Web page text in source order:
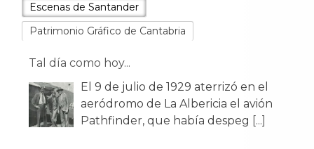
Escenas de Santander
Patrimonio Gráfico de Cantabria
Tal día como hoy...
El 9 de julio de 1929 aterrizó en el
aeródromo de La Albericia el avión
Pathfinder, que había despeg
[...]